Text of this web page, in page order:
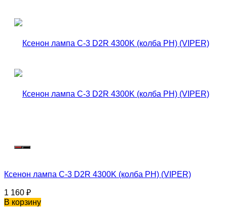
Ксенон лампа C-3 D2R 4300K (колба PH) (VIPER)
1 160 ₽
В корзину